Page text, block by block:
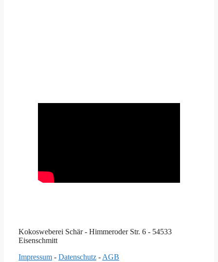
Kokosweberei Schär - Himmeroder Str. 6 - 54533
Eisenschmitt
Impressum - Datenschutz - AGB